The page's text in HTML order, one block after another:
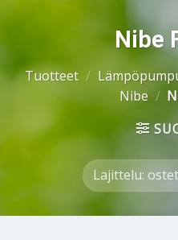
Nibe
Tuotteet /
Nibe /